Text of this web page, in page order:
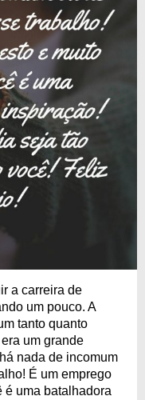
a carreira de
um pouco. A
tanto quanto
um grande
nada de incomum
É um emprego
é uma batalhadora